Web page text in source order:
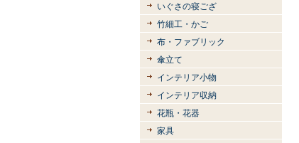
いぐさの寝ござ
竹細工・かご
布・ファブリック
傘立て
インテリア小物
インテリア収納
花瓶・花器
家具